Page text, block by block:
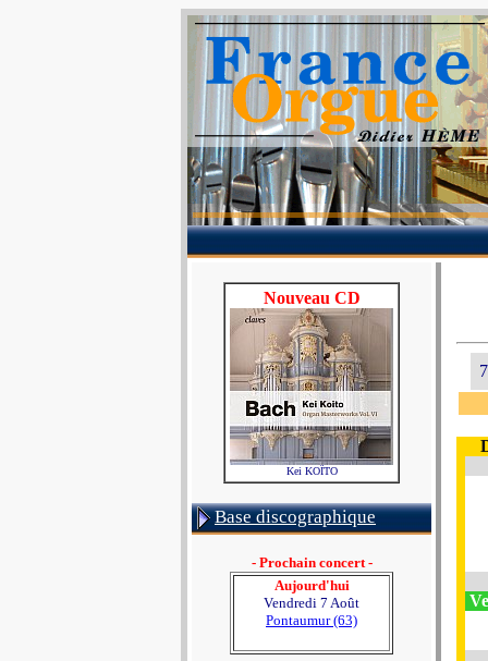
Nouveau CD
Kei KOÏTO
Base discographique
- Prochain concert -
Aujourd'hui
Vendredi 7 Août
Pontaumur (63)